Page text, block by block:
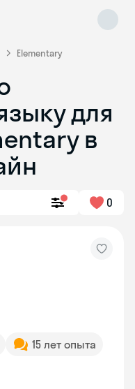
Elementary
для
в
0
15 лет опыта